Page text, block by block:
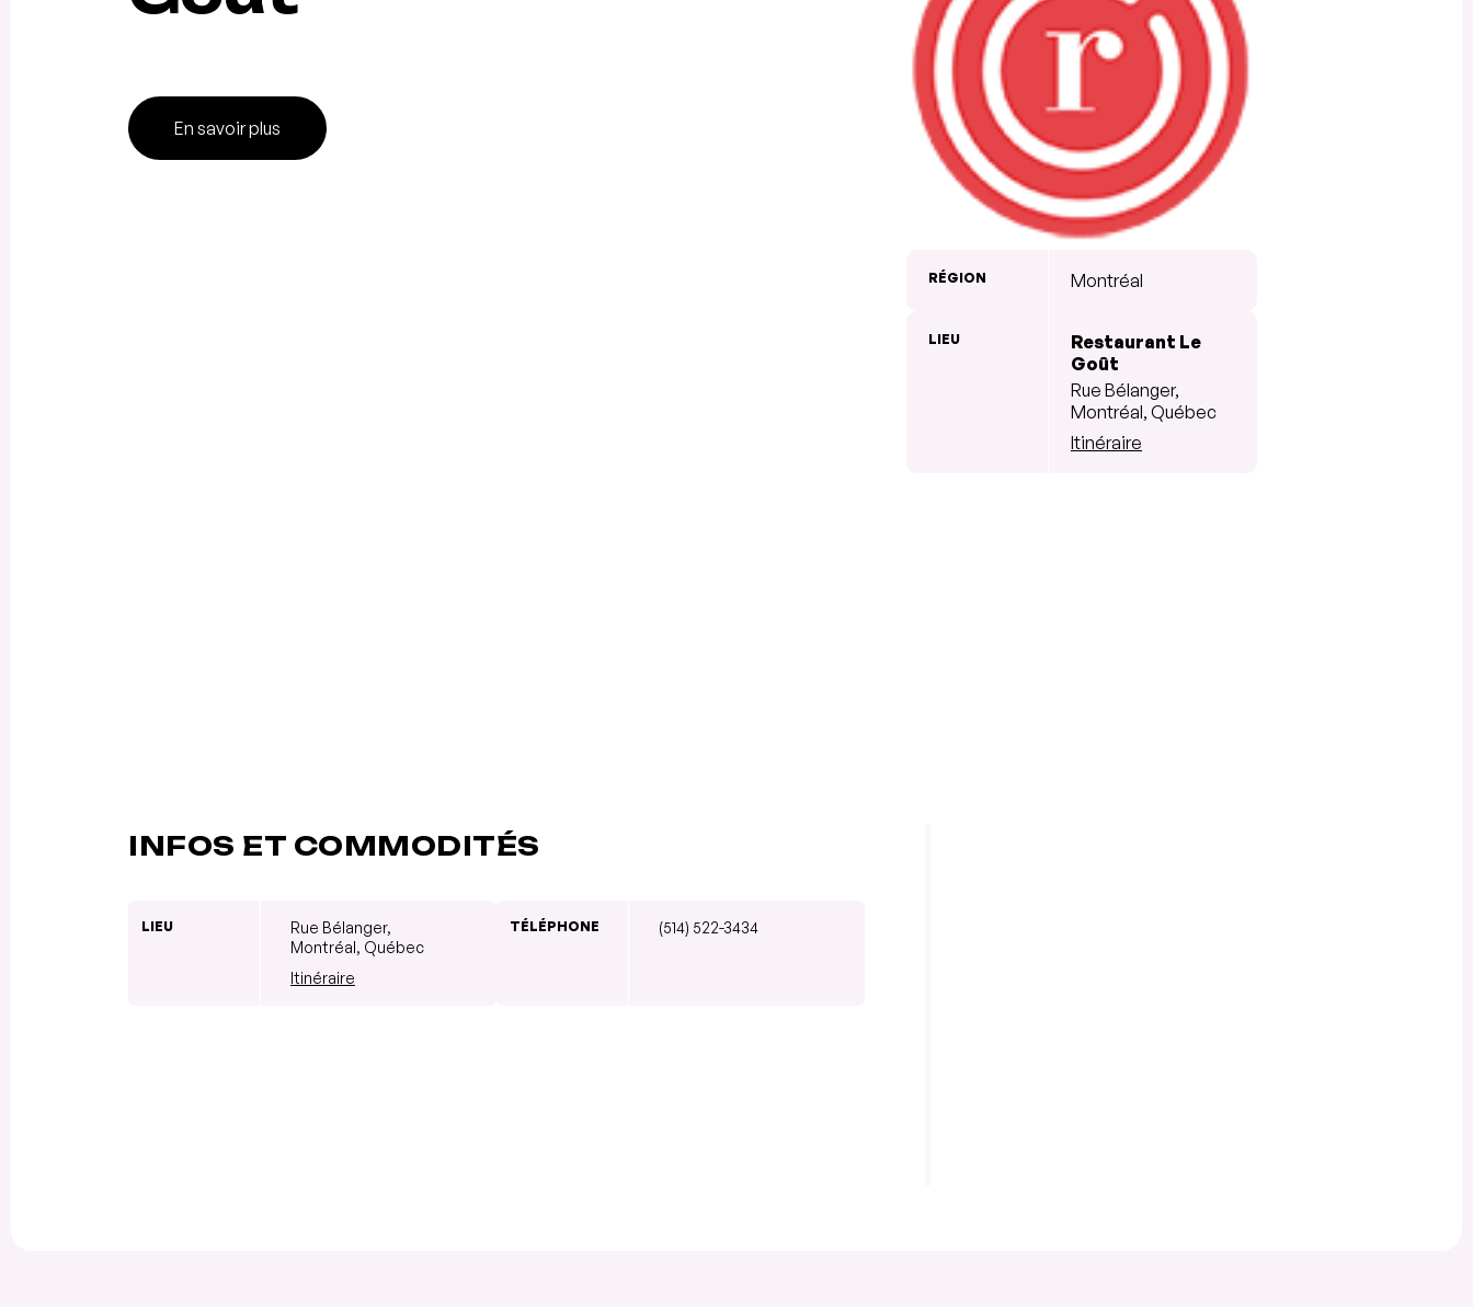
En savoir plus
RÉGION Montréal
LIEU
Restaurant Le
Goût
Rue Bélanger,
Montréal, Québec
Itinéraire
INFOS ET COMMODITÉS
LIEU
Rue Bélanger,
Montréal, Québec
Itinéraire
TÉLÉPHONE (514) 522-3434